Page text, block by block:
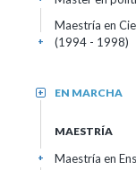
Maestría en
(1994 - 1998)
+
EN MARCHA
+
MAESTRÍA
Maestría en
+